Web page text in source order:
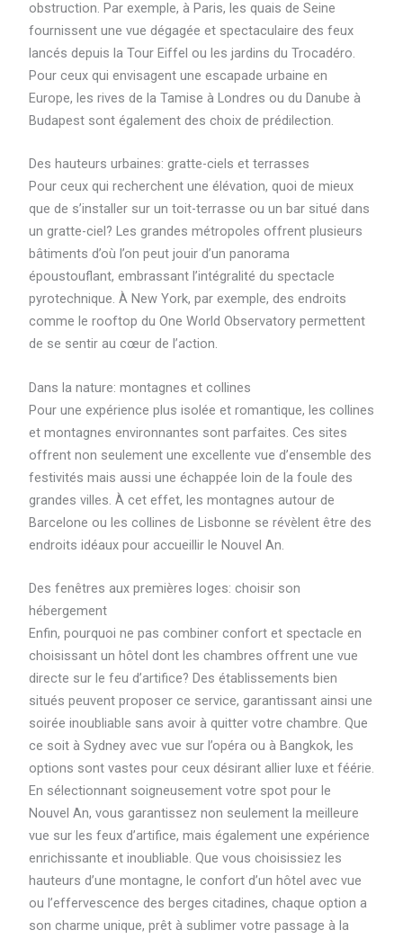
obstruction. Par exemple, à Paris, les quais de Seine
fournissent une vue dégagée et spectaculaire des feux
lancés depuis la Tour Eiffel ou les jardins du Trocadéro.
Pour ceux qui envisagent une escapade urbaine en
Europe, les rives de la Tamise à Londres ou du Danube à
Budapest sont également des choix de prédilection.
Des hauteurs urbaines: gratte-ciels et terrasses
Pour ceux qui recherchent une élévation, quoi de mieux
que de s’installer sur un toit-terrasse ou un bar situé dans
un gratte-ciel? Les grandes métropoles offrent plusieurs
bâtiments d’où l’on peut jouir d’un panorama
époustouflant, embrassant l’intégralité du spectacle
pyrotechnique. À New York, par exemple, des endroits
comme le rooftop du One World Observatory permettent
de se sentir au cœur de l’action.
Dans la nature: montagnes et collines
Pour une expérience plus isolée et romantique, les collines
et montagnes environnantes sont parfaites. Ces sites
offrent non seulement une excellente vue d’ensemble des
festivités mais aussi une échappée loin de la foule des
grandes villes. À cet effet, les montagnes autour de
Barcelone ou les collines de Lisbonne se révèlent être des
endroits idéaux pour accueillir le Nouvel An.
Des fenêtres aux premières loges: choisir son
hébergement
Enfin, pourquoi ne pas combiner confort et spectacle en
choisissant un hôtel dont les chambres offrent une vue
directe sur le feu d’artifice? Des établissements bien
situés peuvent proposer ce service, garantissant ainsi une
soirée inoubliable sans avoir à quitter votre chambre. Que
ce soit à Sydney avec vue sur l’opéra ou à Bangkok, les
options sont vastes pour ceux désirant allier luxe et féérie.
En sélectionnant soigneusement votre spot pour le
Nouvel An, vous garantissez non seulement la meilleure
vue sur les feux d’artifice, mais également une expérience
enrichissante et inoubliable. Que vous choisissiez les
hauteurs d’une montagne, le confort d’un hôtel avec vue
ou l’effervescence des berges citadines, chaque option a
son charme unique, prêt à sublimer votre passage à la